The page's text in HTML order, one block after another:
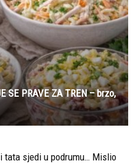
SE PRAVE ZA TREN – brzo,
tata sjedi u podrumu… Mislio